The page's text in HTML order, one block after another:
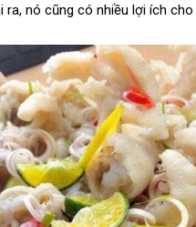
ra, nó cũng có nhiều lợi ích cho